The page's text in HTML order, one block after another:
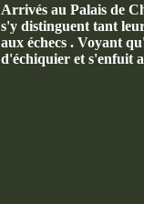
Arrivés au Palais de
s'y distinguent tant
aux échecs . Voyant
d'échiquier et s'enfuit